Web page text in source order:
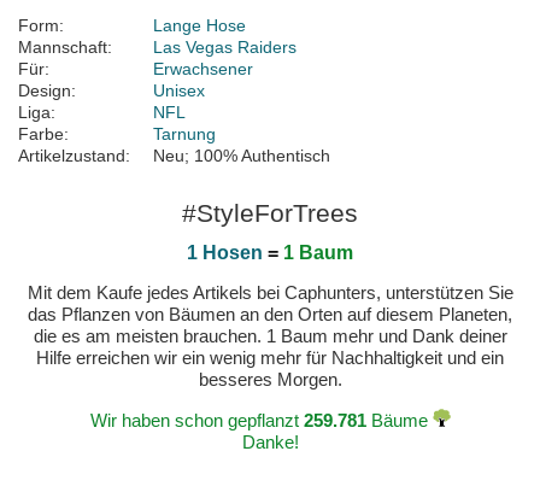
Form:
Lange Hose
Mannschaft:
Las Vegas Raiders
Für:
Erwachsener
Design:
Unisex
Liga:
NFL
Farbe:
Tarnung
Artikelzustand:
Neu; 100% Authentisch
#StyleForTrees
1 Hosen = 1 Baum
Mit dem Kaufe jedes Artikels bei Caphunters, unterstützen Sie
das Pflanzen von Bäumen an den Orten auf diesem Planeten,
die es am meisten brauchen. 1 Baum mehr und Dank deiner
Hilfe erreichen wir ein wenig mehr für Nachhaltigkeit und ein
besseres Morgen.
Wir haben schon gepflanzt 259.781Bäume
Danke!